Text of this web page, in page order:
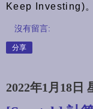
Keep Investing)。
沒有留言:
分享
2022年1月18日